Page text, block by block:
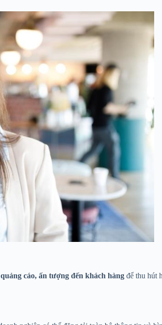
cáo, ấn tượng đến khách hàng để thu hút